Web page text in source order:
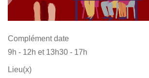
Complément date
9h - 12h et 13h30 - 17h
Lieu(x)